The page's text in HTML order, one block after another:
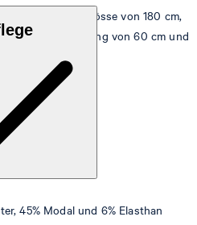
einer Körpergrösse von 180 cm,
einem Taillenumfang von 60 cm und
45% Modal und 6% Elasthan